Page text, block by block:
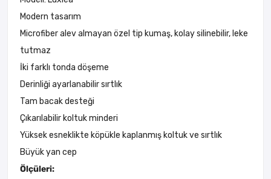
Modern tasarım
Microfiber alev almayan özel tip kumaş, kolay silinebilir, leke
tutmaz
İki farklı tonda döşeme
Derinliği ayarlanabilir sırtlık
Tam bacak desteği
Çıkarılabilir koltuk minderi
Yüksek esneklikte köpükle kaplanmış koltuk ve sırtlık
Büyük yan cep
Ölçüleri: